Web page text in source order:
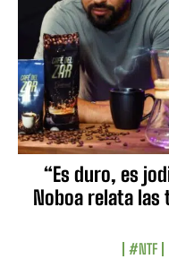
“Es duro, es
Noboa relata las
#NTF